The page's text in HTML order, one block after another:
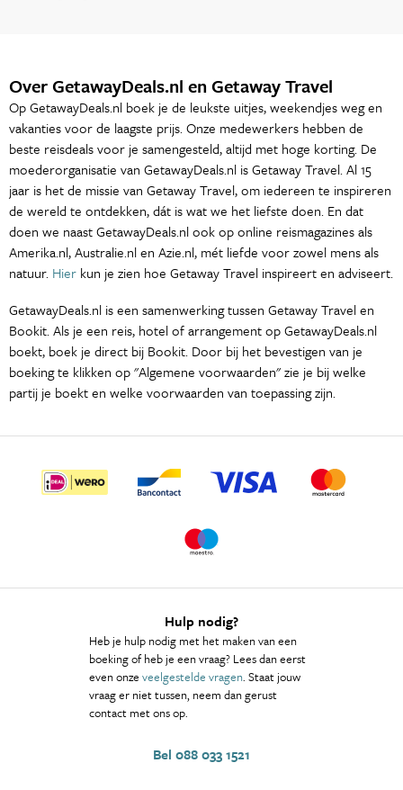
Over GetawayDeals.nl en Getaway Travel
Op GetawayDeals.nl boek je de leukste uitjes, weekendjes weg en
vakanties voor de laagste prijs. Onze medewerkers hebben de
beste reisdeals voor je samengesteld, altijd met hoge korting. De
moederorganisatie van GetawayDeals.nl is Getaway Travel. Al 15
jaar is het de missie van Getaway Travel, om iedereen te inspireren
de wereld te ontdekken, dát is wat we het liefste doen. En dat
doen we naast GetawayDeals.nl ook op online reismagazines als
Amerika.nl, Australie.nl en Azie.nl, mét liefde voor zowel mens als
natuur. Hier kun je zien hoe Getaway Travel inspireert en adviseert.
GetawayDeals.nl is een samenwerking tussen Getaway Travel en
Bookit. Als je een reis, hotel of arrangement op GetawayDeals.nl
boekt, boek je direct bij Bookit. Door bij het bevestigen van je
boeking te klikken op "Algemene voorwaarden" zie je bij welke
partij je boekt en welke voorwaarden van toepassing zijn.
Hulp nodig?
Heb je hulp nodig met het maken van een
boeking of heb je een vraag? Lees dan eerst
even onze veelgestelde vragen. Staat jouw
vraag er niet tussen, neem dan gerust
contact met ons op.
Bel 088 033 1521